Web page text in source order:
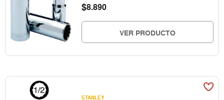
$8.890
VER PRODUCTO
STANLEY